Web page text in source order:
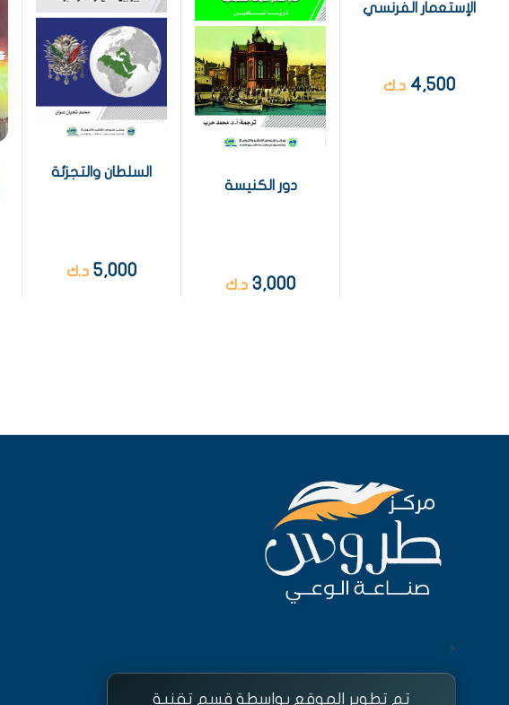
الإستعمار الفرنسي
4,500 د.ك
دور الكنيسة
3,000 د.ك
السلطان والتجزئة
5,000 د.ك
<
تم تطوير الموقع بواسطة قسم تقنية